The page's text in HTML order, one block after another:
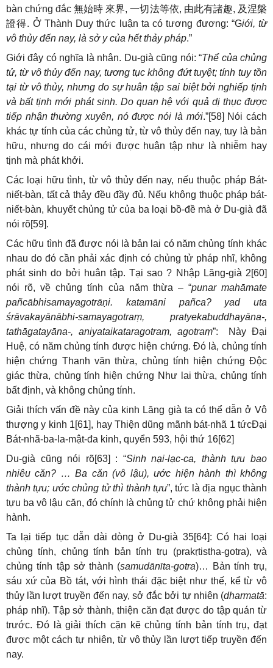
bàn chứng đắc無始時 來界,一切法等依, 由此有諸趣, 及涅槃
證得. Ở Thành Duy thức luận ta có tương đương: “Giới, từ
vô thủy đến nay, là sở y của hết thảy pháp.”
Giới đây có nghĩa là nhân. Du-già cũng nói: “Thể của chủng
tử, từ vô thủy đến nay, tương tục không đứt tuyệt; tính tuy tồn
tại từ vô thủy, nhưng do sự huân tập sai biệt bởi nghiếp tịnh
và bất tịnh mới phát sinh. Do quan hệ với quả dị thục được
tiếp nhận thường xuyên, nó được nói là mới.”[58] Nói cách
khác tự tính của các chủng tử, từ vô thủy đến nay, tuy là bản
hữu, nhưng do cái mới được huân tập như là nhiễm hay
tịnh mà phát khởi.
Các loại hữu tình, từ vô thủy đến nay, nếu thuộc pháp Bát-
niết-bàn, tất cả thảy đều đầy đủ. Nếu không thuộc pháp bát-
niết-bàn, khuyết chủng tử của ba loại bồ-đề mà ở Du-già đã
nói rõ[59].
Các hữu tình đã được nói là bản lai có năm chủng tính khác
nhau do đó cần phải xác định có chủng tử pháp nhĩ, không
phát sinh do bởi huân tập. Tại sao ? Nhập Lăng-già 2[60]
nói rõ, về chủng tính của năm thừa – “punar mahāmate
pañcābhisamayagotrāṇi. katamāni pañca? yad uta
śrāvakayānābhi-samayagotraṃ, pratyekabuddhayāna-,
tathāgatayāna-, aniyataikataragotraṃ, agotraṃ”: Này Đại
Huệ, có năm chủng tính được hiện chứng. Đó là, chủng tính
hiện chứng Thanh văn thừa, chủng tính hiện chứng Độc
giác thừa, chủng tính hiện chứng Như lai thừa, chủng tính
bất định, và không chủng tính.
Giải thích vấn đề này của kinh Lăng già ta có thể dẫn ở Vô
thượng y kinh 1[61], hay Thiện dũng mãnh bát-nhã 1 tứcĐại
Bát-nhã-ba-la-mật-đa kinh, quyển 593, hội thứ 16[62]
Du-già cũng nói rõ[63] : “Sinh nại-lạc-ca, thành tựu bao
nhiêu căn? … Ba căn (vô lậu), ước hiện hành thì không
thành tựu; ước chủng tử thì thành tựu”, tức là địa ngục thành
tựu ba vô lậu căn, đó chính là chủng tử chứ không phải hiện
hành.
Ta lại tiếp tục dẫn dài dòng ở Du-già 35[64]: Có hai loại
chủng tính, chủng tính bản tính trụ (prakṛtistha-gotra), và
chủng tính tập sở thành (samudānīta-gotra)… Bản tính trụ,
sáu xứ của Bồ tát, với hình thái đặc biệt như thế, kể từ vô
thủy lần lượt truyền đến nay, sở đắc bởi tự nhiên (dharmatā:
pháp nhĩ). Tập sở thành, thiện căn đạt được do tập quán từ
trước. Đó là giải thích cặn kẽ chủng tính bản tính trụ, đạt
được một cách tự nhiên, từ vô thủy lần lượt tiếp truyền đến
nay.